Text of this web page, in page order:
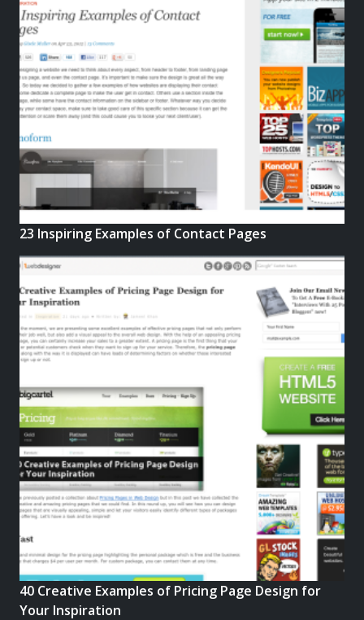
23 Inspiring Examples of Contact Pages
40 Creative Examples of Pricing Page Design for
Your Inspiration